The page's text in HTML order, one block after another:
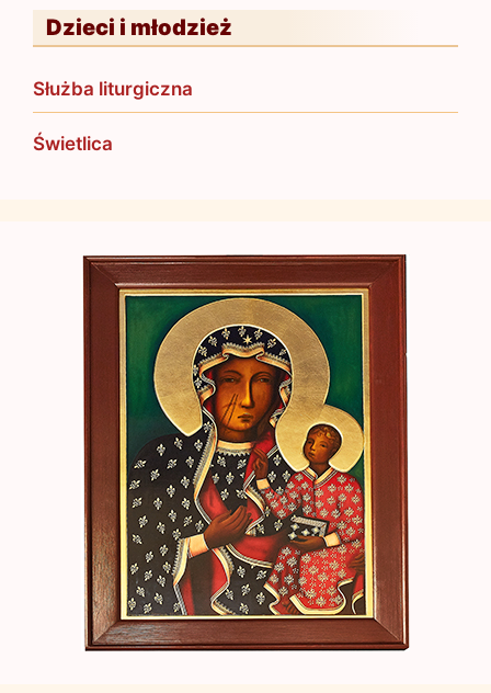
Dzieci i młodzież
Służba liturgiczna
Świetlica